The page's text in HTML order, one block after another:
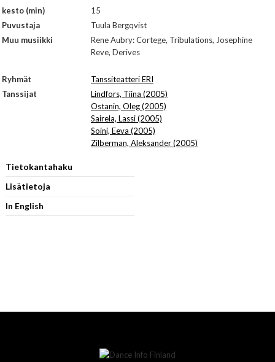
kesto (min)
15
Puvustaja
Tuula Bergqvist
Muu musiikki
Rene Aubry: Cortege, Tribulations, Josephine
Reve, Derives
Ryhmät
Tanssiteatteri ERI
Tanssijat
Lindfors, Tiina (2005)
Ostanin, Oleg (2005)
Sairela, Lassi (2005)
Soini, Eeva (2005)
Zilberman, Aleksander (2005)
Tietokantahaku
Lisätietoja
In English